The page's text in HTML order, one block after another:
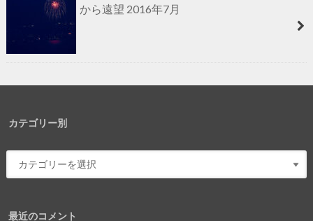
から遠望 2016年7月
カテゴリー別
最近のコメント